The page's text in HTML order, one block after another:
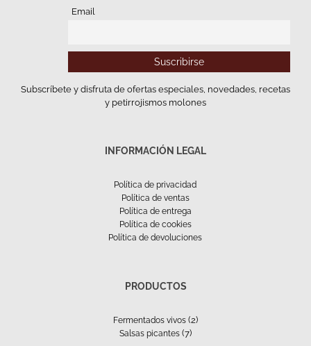
Email
Subscríbete y disfruta de ofertas especiales, novedades, recetas
y petirrojismos molones
INFORMACIÓN LEGAL
Política de privacidad
Política de ventas
Política de entrega
Política de cookies
Política de devoluciones
PRODUCTOS
Fermentados vivos (2)
Salsas picantes (7)